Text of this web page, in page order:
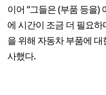
이어 “그들은 (부품 등을)
에 시간이 조금 더 필요
을 위해 자동차 부품에
사했다.